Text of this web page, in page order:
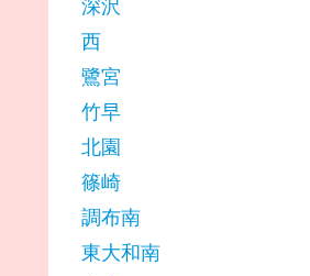
深沢
西
鷺宮
竹早
北園
篠崎
調布南
東大和南